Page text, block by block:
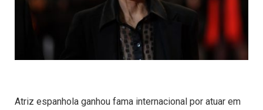
Atriz espanhola ganhou fama internacional por atuar em